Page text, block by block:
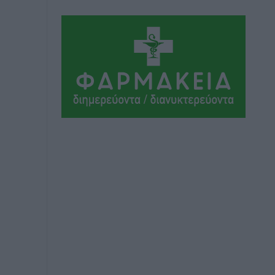
Ιάλυσος Β’: Νωρίς νωρίς μπήκαν στα
βάσανα της προετοιμασίας
πριν 7 ώρες
Εθνικός Αρχίπολης: Μεγάλο βήμα
προόδου η ίδρυση Ακαδημίας